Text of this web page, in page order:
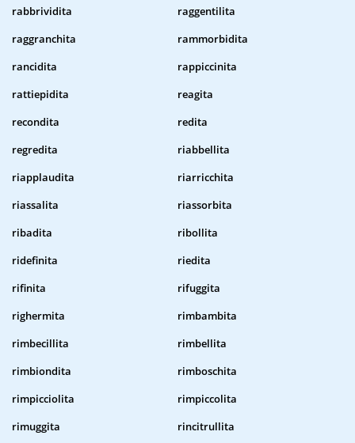
rabbrividita
raggentilita
raggranchita
rammorbidita
rancidita
rappiccinita
rattiepidita
reagita
recondita
redita
regredita
riabbellita
riapplaudita
riarricchita
riassalita
riassorbita
ribadita
ribollita
ridefinita
riedita
rifinita
rifuggita
righermita
rimbambita
rimbecillita
rimbellita
rimbiondita
rimboschita
rimpicciolita
rimpiccolita
rimuggita
rincitrullita